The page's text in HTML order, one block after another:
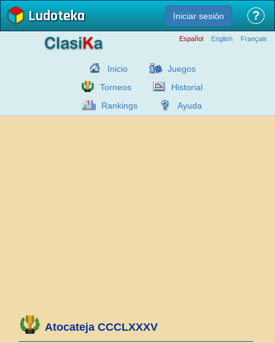
Ludoteka Iniciar sesión ?
Español English Français
Inicio
Juegos
Torneos
Historial
Rankings
Ayuda
Atocateja CCCLXXXV